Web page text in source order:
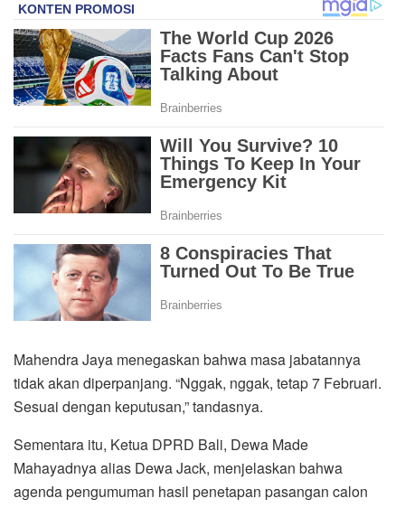
Mahendra Jaya menegaskan bahwa masa jabatannya
tidak akan diperpanjang. “Nggak, nggak, tetap 7 Februari.
Sesuai dengan keputusan,” tandasnya.
Sementara itu, Ketua DPRD Bali, Dewa Made
Mahayadnya alias Dewa Jack, menjelaskan bahwa
agenda pengumuman hasil penetapan pasangan calon